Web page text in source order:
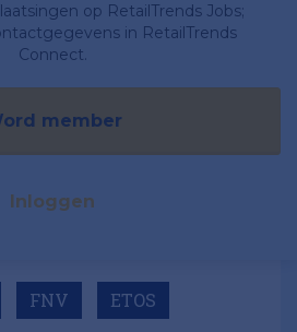
op RetailTrends Jobs;
in RetailTrends
Connect.
member
Inloggen
FNV ETOS